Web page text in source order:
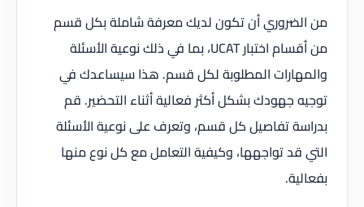
من الضروري أن تكون لديك معرفة شاملة بكل قسم
من أقسام اختبار UCAT، بما في ذلك نوعية الأسئلة
والمهارات المطلوبة لكل قسم. هذا سيساعدك في
توجيه جهودك بشكل أكثر فعالية أثناء التحضير. قم
بدراسة تفاصيل كل قسم، وتعرف على نوعية الأسئلة
التي قد تواجهها، وكيفية التعامل مع كل نوع منها
بفعالية.